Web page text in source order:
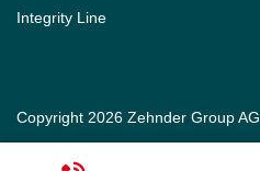
Copyright 2026 Zehnder Group AG
Integrity Line